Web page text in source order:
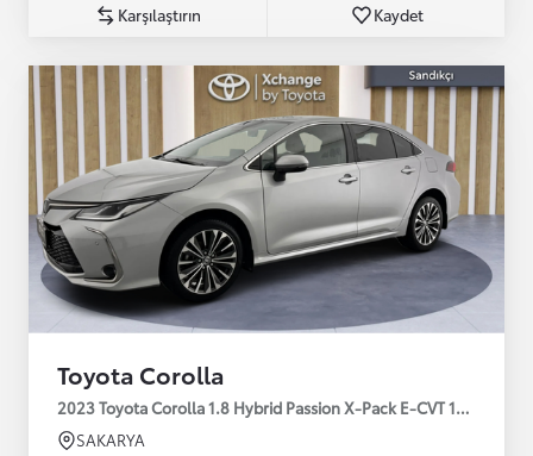
Karşılaştırın Kaydet
Toyota Corolla
2023 Toyota Corolla 1.8 Hybrid Passion X-Pack E-CVT 140HP
SAKARYA